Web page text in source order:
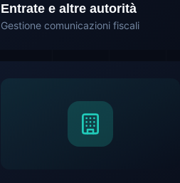
Entrate e altre autorità
Gestione comunicazioni fiscali